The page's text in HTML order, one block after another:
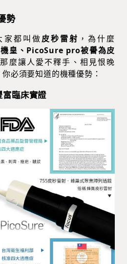
勢
家都叫做皮秒雷射 ，為什麼
皇、PicoSure pro被譽為皮
那麼讓人愛不釋手、相見恨晚
必須要知道的機種優勢：
臨床實證